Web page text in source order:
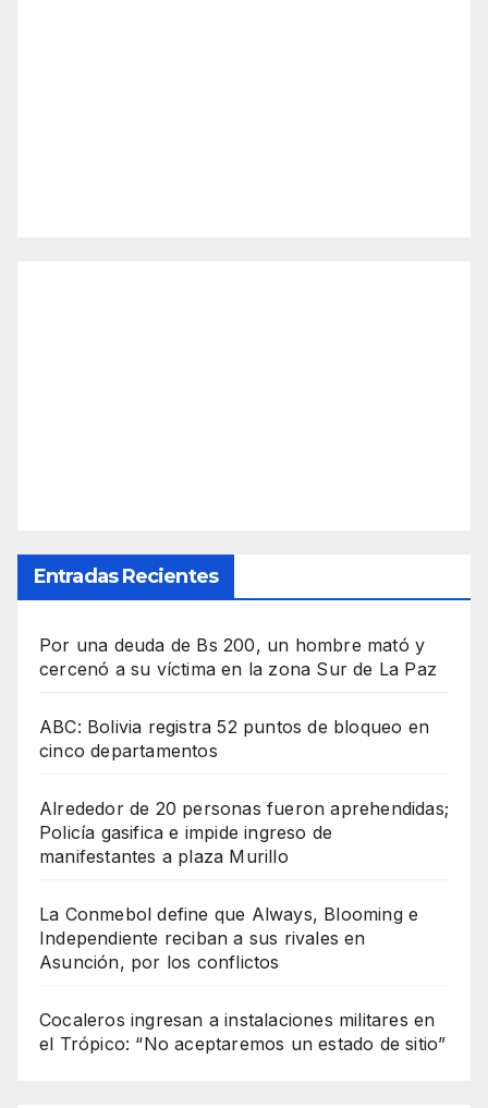
Entradas Recientes
Por una deuda de Bs 200, un hombre mató y
cercenó a su víctima en la zona Sur de La Paz
ABC: Bolivia registra 52 puntos de bloqueo en
cinco departamentos
Alrededor de 20 personas fueron aprehendidas;
Policía gasifica e impide ingreso de
manifestantes a plaza Murillo
La Conmebol define que Always, Blooming e
Independiente reciban a sus rivales en
Asunción, por los conflictos
Cocaleros ingresan a instalaciones militares en
el Trópico: “No aceptaremos un estado de sitio”